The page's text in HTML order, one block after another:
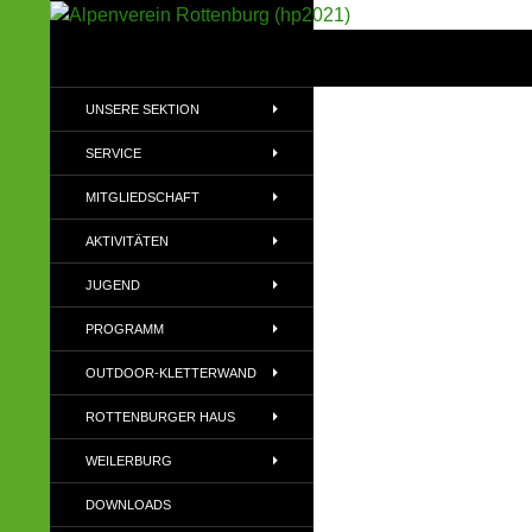
(DAV)
UNSERE SEKTION
SERVICE
MITGLIEDSCHAFT
AKTIVITÄTEN
JUGEND
PROGRAMM
OUTDOOR-KLETTERWAND
ROTTENBURGER HAUS
WEILERBURG
DOWNLOADS